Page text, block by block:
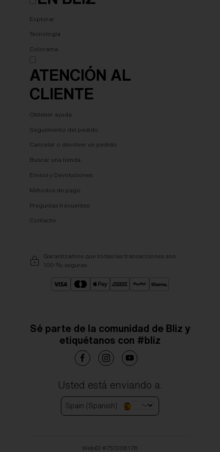
Explorar
Tecnología
Colorama
ATENCIÓN AL
CLIENTE
Obtener ayuda
Seguimiento del pedido
Cancelar o devolver un pedido
Buscar una tienda
Envios y Devoluciones
Métodos de pago
Preguntas frecuentes
Contacto
Garantizamos que todas las transacciones son
100 % seguras
Sé parte de la comunidad de Bliz y
etiquétanos con #bliz
Usted está enviando a:
Spain (Spanish)
WebID #757208178